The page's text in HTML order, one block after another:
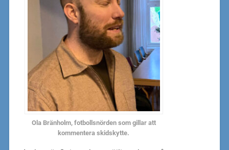
Ola Bränholm, fotbollsnörden som gillar att
kommentera skidskytte.